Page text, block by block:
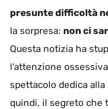
presunte difficoltà
la sorpresa: non ci
Questa notizia ha
l’attenzione
spettacolo dedica
quindi, il segreto che